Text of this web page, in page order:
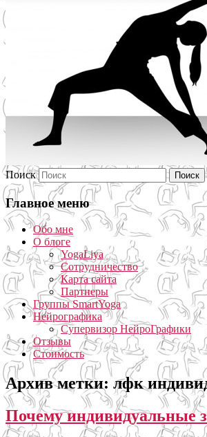
Поиск
Главное меню
Обо мне
О блоге
YogaLiya
Сотрудничество
Карта сайта
Партнеры
Группы SmartYoga
Нейрографика
Супервизор НейроГрафики
Отзывы
Стоимость
Архив метки: лфк
Почему индивидуальные